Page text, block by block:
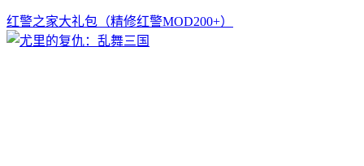
红警之家大礼包（精修红警MOD200+）